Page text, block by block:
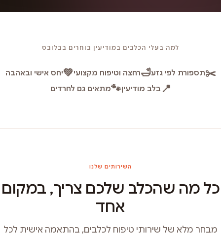
למה בעלי הכלבים במודיעין בוחרים בבלובס
✂️תספורת לפי גזע🛁רחצה וטיפוח מקצועי💚יחס אישי ובאהבה
📍 בלב מודיעין🐾מתאים גם לחרדים
השירותים שלנו
כל מה שהכלב שלכם צריך, במקום
אחד
מבחר מלא של שירותי טיפוח לכלבים, בהתאמה אישית לכל